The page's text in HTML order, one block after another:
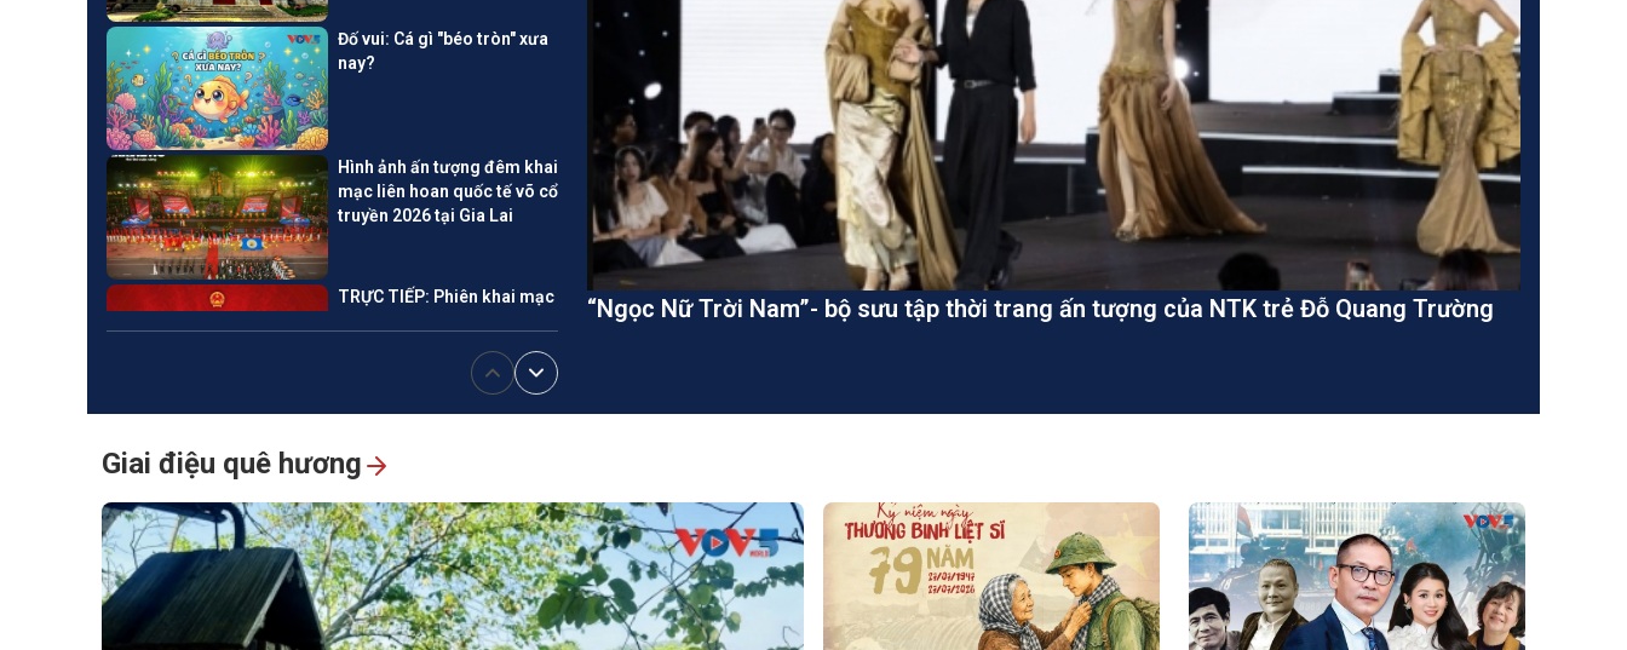
Đố vui: Cá gì "béo tròn" xưa
nay?
Hình ảnh ấn tượng đêm khai
mạc liên hoan quốc tế võ cổ
truyền 2026 tại Gia Lai
TRỰC TIẾP: Phiên khai mạc
Toàn cảnh Lễ Thượng cờ kỷ
niệm 59 năm Ngày thành
lập ASEAN
“Ngọc Nữ Trời Nam”- bộ sưu tập thời trang ấn tượng của NTK trẻ Đỗ Quang Trường
Giai điệu quê hương